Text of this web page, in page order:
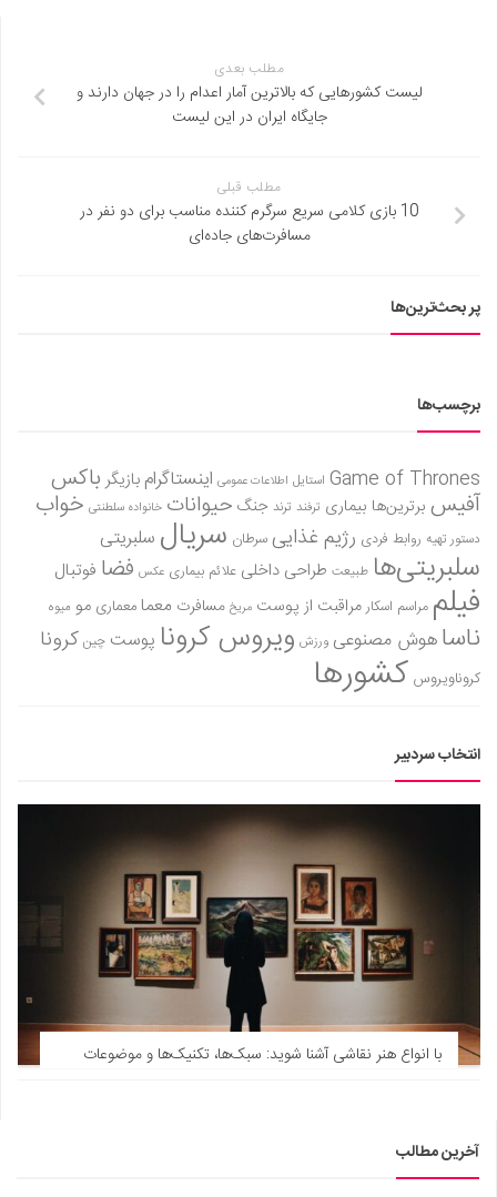
مطلب بعدی
لیست کشورهایی که بالاترین آمار اعدام را در جهان دارند و
جایگاه ایران در این لیست
مطلب قبلی
10 بازی کلامی سریع سرگرم کننده مناسب برای دو نفر در
مسافرت‌های جاده‌ای
پر بحث‌ترین‌ها
برچسب‌ها
Game of Thrones استایل اطلاعات عمومی اینستاگرام بازیگر باکس
آفیس برترین‌ها بیماری ترفند ترند جنگ حیوانات خانواده سلطنتی خواب
دستور تهیه روابط فردی رژیم غذاییسرطان سریال سلبریتی
سلبریتی‌ها طبیعت طراحی داخلی علائم بیماری عکس فضا فوتبال
فیلم مراسم اسکارمراقبت از پوست مریخ مسافرت معمامعماری مو میوه
ناساهوش مصنوعی ورزش ویروس کرونا پوست چین کرونا
کروناویروس کشورها
انتخاب سردبیر
با انواع هنر نقاشی آشنا شوید: سبک‌ها، تکنیک‌ها و موضوعات
آخرین مطالب